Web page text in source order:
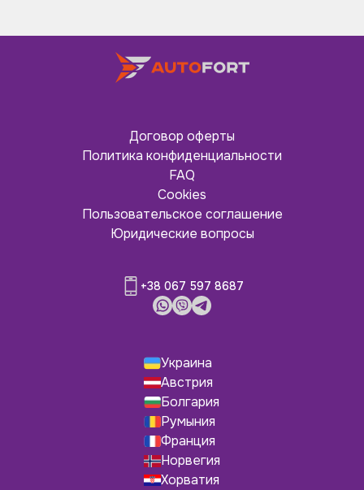
Договор оферты
Политика конфиденциальности
FAQ
Cookies
Пользовательское соглашение
Юридические вопросы
+38 067 597 8687
Украина
Австрия
Болгария
Румыния
Франция
Норвегия
Хорватия